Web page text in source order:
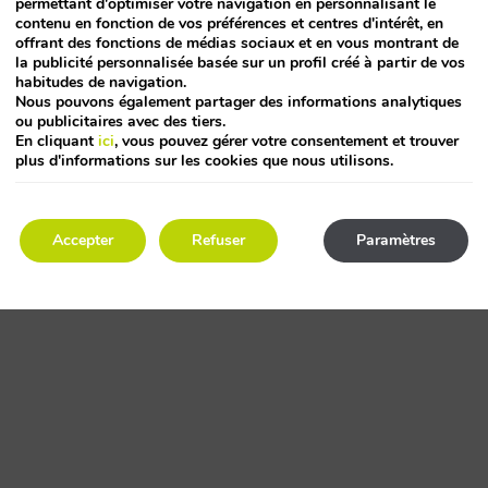
contenu en fonction de vos préférences et centres d'intérêt, en
offrant des fonctions de médias sociaux et en vous montrant de
la publicité personnalisée basée sur un profil créé à partir de vos
habitudes de navigation.
Nous pouvons également partager des informations analytiques
ou publicitaires avec des tiers.
En cliquant ici, vous pouvez gérer votre consentement et trouver
plus d'informations sur les cookies que nous utilisons.
Accepter Paramètres
Refuser